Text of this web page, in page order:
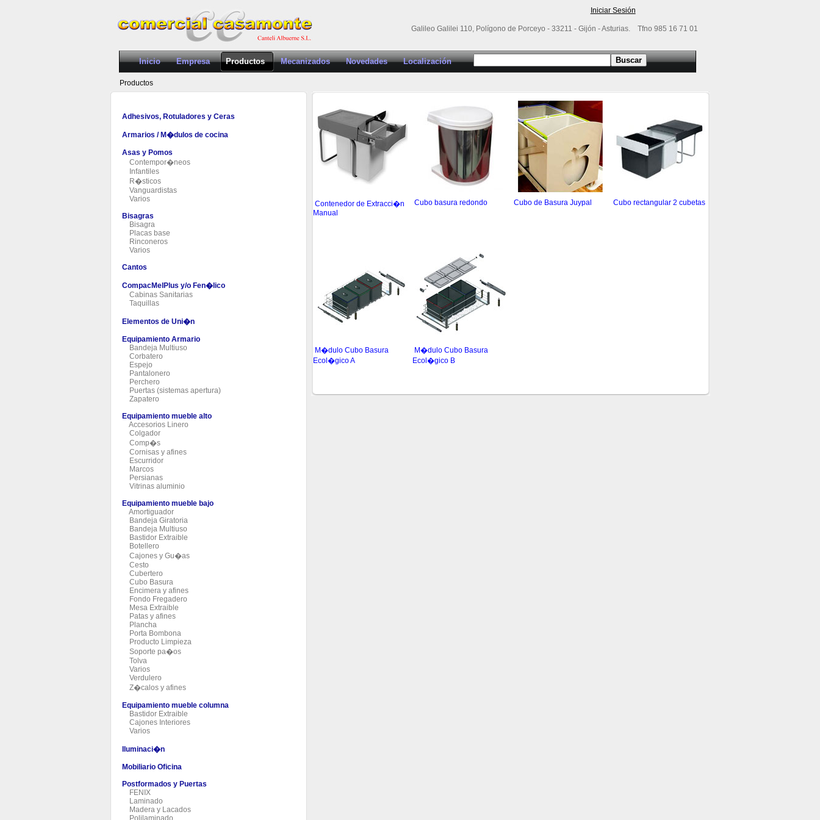
Galileo Galilei 110, Polígono de Porceyo - 33211 - Gijón - Asturias. Tfno 985 16 71 01
Iniciar Sesión
Inicio Empresa Productos Mecanizados Novedades Localización
Productos
Adhesivos, Rotuladores y Ceras
Armarios / M�dulos de cocina
Asas y Pomos
Contempor�neos
Infantiles
R�sticos
Vanguardistas
Varios
Bisagras
Bisagra
Placas base
Rinconeros
Varios
Cantos
CompacMelPlus y/o Fen�lico
Cabinas Sanitarias
Taquillas
Elementos de Uni�n
Equipamiento Armario
Bandeja Multiuso
Corbatero
Espejo
Pantalonero
Perchero
Puertas (sistemas apertura)
Zapatero
Equipamiento mueble alto
Accesorios Linero
Colgador
Comp�s
Cornisas y afines
Escurridor
Marcos
Persianas
Vitrinas aluminio
Equipamiento mueble bajo
Amortiguador
Bandeja Giratoria
Bandeja Multiuso
Bastidor Extraible
Botellero
Cajones y Gu�as
Cesto
Cubertero
Cubo Basura
Encimera y afines
Fondo Fregadero
Mesa Extraible
Patas y afines
Plancha
Porta Bombona
Producto Limpieza
Soporte pa�os
Tolva
Varios
Verdulero
Z�calos y afines
Equipamiento mueble columna
Bastidor Extraible
Cajones Interiores
Varios
Iluminaci�n
Mobiliario Oficina
Postformados y Puertas
FENIX
Laminado
Madera y Lacados
Polilaminado
Contenedor de Extracci�n
Manual
Cubo basura redondo Cubo de Basura Juypal Cubo rectangular 2 cubetas
M�dulo Cubo Basura
Ecol�gico A
M�dulo Cubo Basura
Ecol�gico B